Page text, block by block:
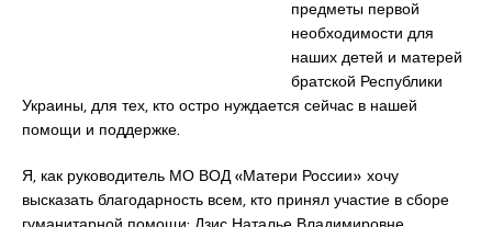
предметы первой
необходимости для
наших детей и матерей
братской Республики
Украины, для тех, кто остро нуждается сейчас в нашей
помощи и поддержке.
Я, как руководитель МО ВОД «Матери России» хочу
высказать благодарность всем, кто принял участие в сборе